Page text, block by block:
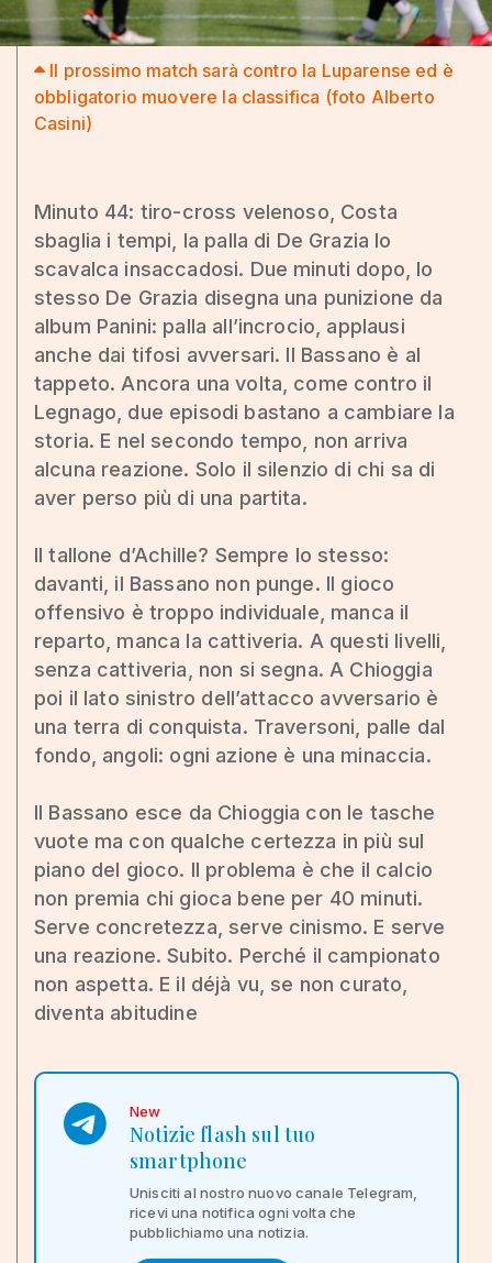
Il prossimo match sarà contro la Luparense ed è
obbligatorio muovere la classifica (foto Alberto
Casini)
Minuto 44: tiro-cross velenoso, Costa
sbaglia i tempi, la palla di De Grazia lo
scavalca insaccadosi. Due minuti dopo, lo
stesso De Grazia disegna una punizione da
album Panini: palla all’incrocio, applausi
anche dai tifosi avversari. Il Bassano è al
tappeto. Ancora una volta, come contro il
Legnago, due episodi bastano a cambiare la
storia. E nel secondo tempo, non arriva
alcuna reazione. Solo il silenzio di chi sa di
aver perso più di una partita.
Il tallone d’Achille? Sempre lo stesso:
davanti, il Bassano non punge. Il gioco
offensivo è troppo individuale, manca il
reparto, manca la cattiveria. A questi livelli,
senza cattiveria, non si segna. A Chioggia
poi il lato sinistro dell’attacco avversario è
una terra di conquista. Traversoni, palle dal
fondo, angoli: ogni azione è una minaccia.
Il Bassano esce da Chioggia con le tasche
vuote ma con qualche certezza in più sul
piano del gioco. Il problema è che il calcio
non premia chi gioca bene per 40 minuti.
Serve concretezza, serve cinismo. E serve
una reazione. Subito. Perché il campionato
non aspetta. E il déjà vu, se non curato,
diventa abitudine
New
Notizie flash sul tuo
smartphone
Unisciti al nostro nuovo canale Telegram,
ricevi una notifica ogni volta che
pubblichiamo una notizia.